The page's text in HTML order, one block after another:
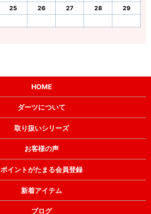
25 26 27 28
29
HOME
ダーツについて
取り扱いシリーズ
お客様の声
ポイントがたまる会員登録
新着アイテム
ブログ